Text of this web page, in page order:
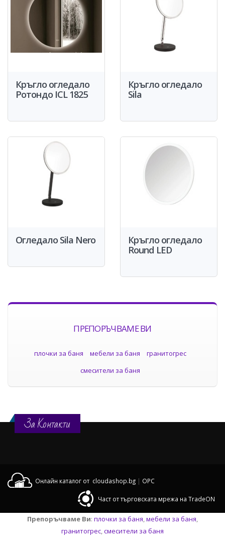
Кръгло огледало
Ротондо ICL 1825
Кръгло огледало
Sila
Огледало Sila Nero
Кръгло огледало
Round LED
ПРЕПОРЪЧВАМЕ ВИ
плочки за баня мебели за баня
гранитогрес
смесители за баня
За Контакти
Онлайн каталог от cloudashop.bg | OPC
Част от търговската мрежа на TradeON
Препоръчваме Ви: плочки за баня,мебели за баня,
гранитогрес,смесители за баня